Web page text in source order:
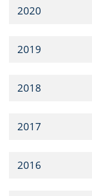
2020
2019
2018
2017
2016